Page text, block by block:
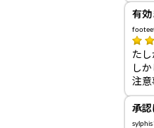
有効
たし
し
注意
承